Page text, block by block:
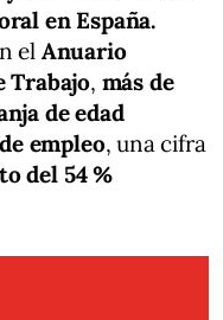
en España.
el Anuario
Trabajo, más de
de edad
empleo, una cifra
del 54 %